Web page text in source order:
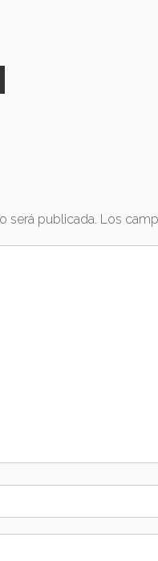
será publicada. Los